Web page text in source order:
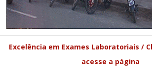
Excelência em Exames Laboratoriais /
acesse a página